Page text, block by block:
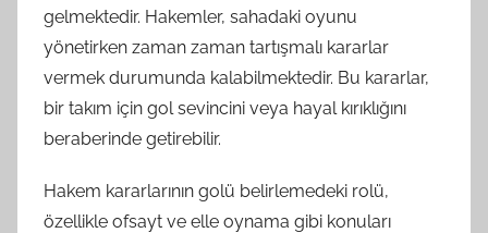
gelmektedir. Hakemler, sahadaki oyunu
yönetirken zaman zaman tartışmalı kararlar
vermek durumunda kalabilmektedir. Bu kararlar,
bir takım için gol sevincini veya hayal kırıklığını
beraberinde getirebilir.
Hakem kararlarının golü belirlemedeki rolü,
özellikle ofsayt ve elle oynama gibi konuları